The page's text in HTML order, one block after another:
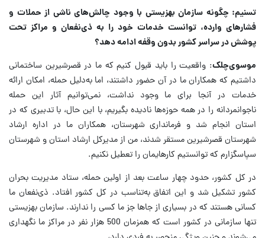
تسنیم: چگونه سازمان بهزیستی با وجود چالش‌های ناشی از حملات و
فشارهای وارده، توانست خدمات خود را به ذی‌نفعان و مراکز تحت
پوشش در سراسر کشور بدون وقفه ادامه دهد؟
موسوی‌چلک: واقعیت را باید قبول کنیم که ما در قصرشیرین ساختمانی
داشتیم که همکاران ما در آن حضور داشتند، اما به‌دلیل حمله، امکان ارائه
خدمات در آنجا برای ما وجود نداشت، نمی‌توانیم آثار این حمله
ناجوانمردانه را در همه حوزه‌ها نادیده بگیریم، با این حال، با تدبیری که در
استان انجام شد و فرمانداری شهرستان، همکاران ما در اداره ارشاد
شهرستان قصرشیرین مستقر شدند، من از مدیرکل ارشاد استان و شهرستان
سپاسگزارم که توانستیم کارهایمان را تعطیل نکنیم.
در کل کشور، حدود چهار ساعت بعد از اولین حمله، ستاد مدیریت بحران
کشور تشکیل شد و این اتفاق به‌تناسب در کل کشور افتاد. ذی‌نفعان ما
کسانی هستند که در بسیاری از جاها جز ما کسی را ندارند. سازمان بهزیستی
تنها سازمانی در کشور است که همزمان 500 هزار نفر در مراکز ما نگهداری